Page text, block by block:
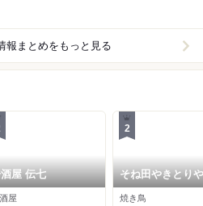
報まとめをもっと見る
屋 伝七
屋
2
そね田やきとりや
焼き鳥